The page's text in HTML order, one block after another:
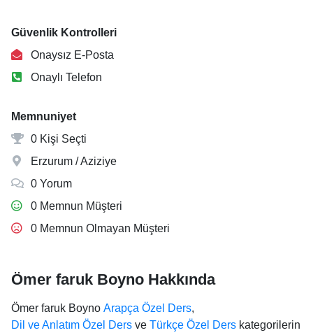
Güvenlik Kontrolleri
Onaysız E-Posta
Onaylı Telefon
Memnuniyet
0 Kişi Seçti
Erzurum / Aziziye
0 Yorum
0 Memnun Müşteri
0 Memnun Olmayan Müşteri
Ömer faruk Boyno Hakkında
Ömer faruk Boyno Arapça Özel Ders,
Dil ve Anlatım Özel Ders ve Türkçe Özel Ders kategorilerin